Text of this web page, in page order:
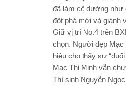
đã làm cô dường như
đột phá mới và giành
Giữ vị trí No.4 trên
chọn. Người đẹp Mạc
hiệu cho thấy sự
Mạc Thị Minh vẫn
Thí sinh Nguyễn